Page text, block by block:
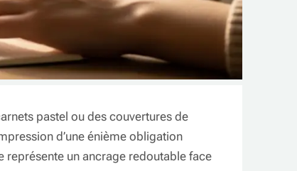
pastel ou des couvertures de
d’une énième obligation
représente un ancrage redoutable face